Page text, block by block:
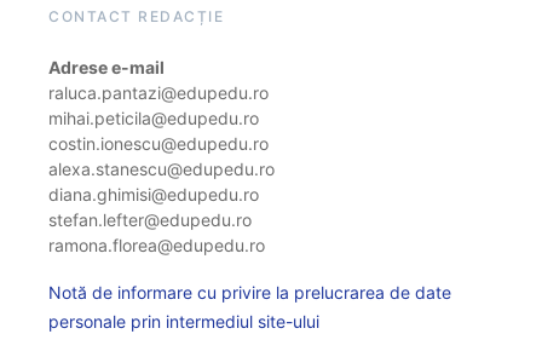
CONTACT REDACȚIE
Adrese e-mail
raluca.pantazi@edupedu.ro
mihai.peticila@edupedu.ro
costin.ionescu@edupedu.ro
alexa.stanescu@edupedu.ro
diana.ghimisi@edupedu.ro
stefan.lefter@edupedu.ro
ramona.florea@edupedu.ro
Notă de informare cu privire la prelucrarea de date
personale prin intermediul site-ului